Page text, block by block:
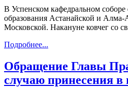
В Успенском кафедральном
образования Астанайской и
Московской. Накануне ковчег со
Подробнее...
Обращение Главы
случаю принесения